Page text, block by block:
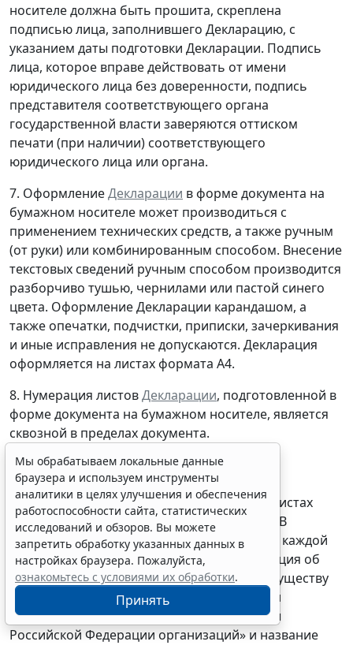
носителе должна быть прошита, скреплена
подписью лица, заполнившего Декларацию, с
указанием даты подготовки Декларации. Подпись
лица, которое вправе действовать от имени
юридического лица без доверенности, подпись
представителя соответствующего органа
государственной власти заверяются оттиском
печати (при наличии) соответствующего
юридического лица или органа.
7. ОформлениеДекларации в форме документа на
бумажном носителе может производиться с
применением технических средств, а также ручным
(от руки) или комбинированным способом. Внесение
текстовых сведений ручным способом производится
разборчиво тушью, чернилами или пастой синего
цвета. Оформление Декларации карандашом, а
также опечатки, подчистки, приписки, зачеркивания
и иные исправления не допускаются. Декларация
оформляется на листах формата А4.
8. Нумерация листовДекларации, подготовленной в
форме документа на бумажном носителе, является
сквозной в пределах документа.
Если сведения, относящиеся к какому-либо
реквизиту, не умещаются на одном листе,
допускается размещать их на нескольких листах
либо на обороте соответствующего листа. В
указанном случае на каждом листе либо на каждой
странице воспроизводятся слова «Декларация об
объекте недвижимости, относящемся к имуществу
Вооруженных Сил Российской Федерации и
подведомственных Министерству обороны
Российской Федерации организаций» и название
Мы обрабатываем локальные данные
браузера и используем инструменты
аналитики в целях улучшения и обеспечения
работоспособности сайта, статистических
исследований и обзоров. Вы можете
запретить обработку указанных данных в
настройках браузера. Пожалуйста,
ознакомьтесь с условиями их обработки.
Принять